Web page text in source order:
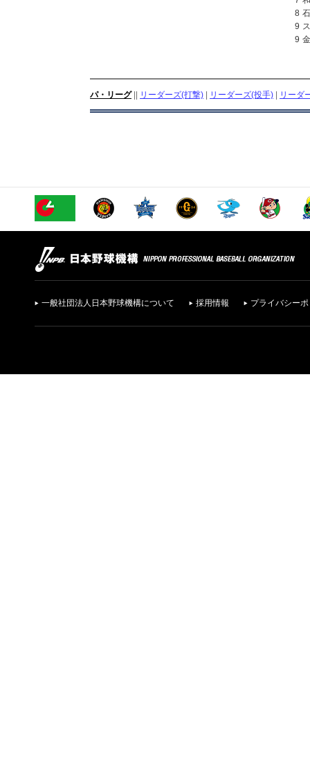
8
9
9
パ・リーグ|| リーダーズ(打撃) リーダーズ(投手) リーダ
一般社団法人日本野球機構について 採用情報 プライバシー